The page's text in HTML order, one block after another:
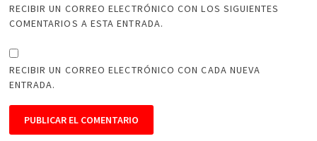
RECIBIR UN CORREO ELECTRÓNICO CON LOS SIGUIENTES
COMENTARIOS A ESTA ENTRADA.
RECIBIR UN CORREO ELECTRÓNICO CON CADA NUEVA
ENTRADA.